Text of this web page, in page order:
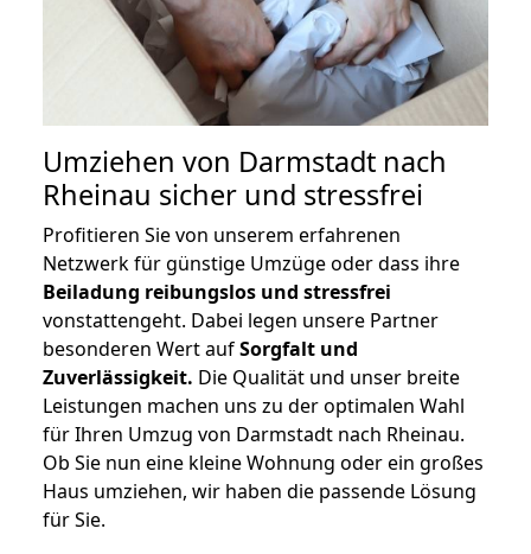
Umziehen von Darmstadt nach
Rheinau sicher und stressfrei
Profitieren Sie von unserem erfahrenen
Netzwerk für günstige Umzüge oder dass ihre
Beiladung reibungslos und stressfrei
vonstattengeht. Dabei legen unsere Partner
besonderen Wert aufSorgfalt und
Zuverlässigkeit. Die Qualität und unser breite
Leistungen machen uns zu der optimalen Wahl
für Ihren Umzug von Darmstadt nach Rheinau.
Ob Sie nun eine kleine Wohnung oder ein großes
Haus umziehen, wir haben die passende Lösung
für Sie.